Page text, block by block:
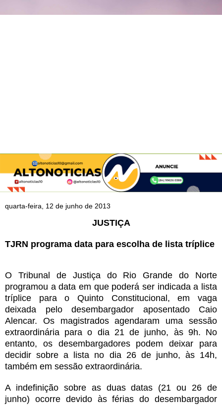
quarta-feira, 12 de junho de 2013
JUSTIÇA
TJRN programa data para escolha de lista tríplice
O Tribunal de Justiça do Rio Grande do Norte
programou a data em que poderá ser indicada a lista
tríplice para o Quinto Constitucional, em vaga
deixada pelo desembargador aposentado Caio
Alencar. Os magistrados agendaram uma sessão
extraordinária para o dia 21 de junho, às 9h. No
entanto, os desembargadores podem deixar para
decidir sobre a lista no dia 26 de junho, às 14h,
também em sessão extraordinária.
A indefinição sobre as duas datas (21 ou 26 de
junho) ocorre devido às férias do desembargador